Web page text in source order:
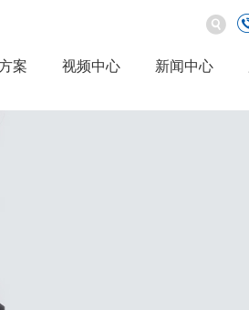
案 视频中心 新闻中心